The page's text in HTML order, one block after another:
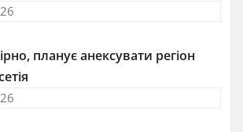
планує анексувати регіон